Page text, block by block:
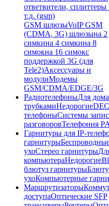
ответвители, сплиттеры
т.д. (gsm)
GSM шлюзыVoIP GSM
(CDMA, 3G) шлюзына 2
симкина 4 симкина 8
симокна 16 симокс
поддержкой 3G (для
Tele2)Аксессуары и
модулиМодемы
GSM/CDMA/EDGE/3G
РадиотелефоныДля дома
трубкамиНедорогие
телефоныСистемы
разговоровТелефония
Гарнитуры для IP-
гарнитуры
ухоСтерео гарнитуры
компьютераНедорогие
блютуз гарнитуры
ухоКомпьютерные
Маршрутизаторы
доступаОптические SFP